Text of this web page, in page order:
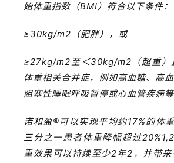
始体重指数（BMI）符合以下条件：
≥30kg/m2（肥胖），或
≥27kg/m2至＜30kg/m2（超重）
体重相关合并症，例如高血糖、高血
阻塞性睡眠呼吸暂停或心血管疾病等
诺和盈®可以实现平均约17%的体
三分之一患者体重降幅超过
重效果可以持续至少2年2，并带来